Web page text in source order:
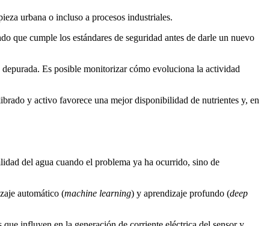
urbana o incluso a procesos industriales.
que cumple los estándares de seguridad antes de darle un nuevo
depurada. Es posible monitorizar cómo evoluciona la actividad
y activo favorece una mejor disponibilidad de nutrientes y, en
del agua cuando el problema ya ha ocurrido, sino de
automático (machine learning) y aprendizaje profundo (deep